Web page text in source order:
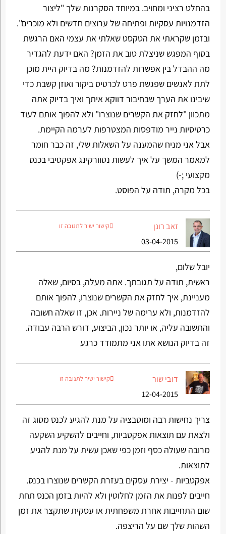
בהחלט רציני ומחויב. במיוחד הסקרנות שלך "ליצור
הזדמנויות עסקיות ופתיחה של ערוצים חדשים ולא מוכרים".
ובזמן שקראתי את הטקסט שאלתי את עצמי האם הרגשת
בסוף המפגש שניצלת טוב את הזמן? האם ידעת להגדיר
מה ההבדל בין אפשרות להזדמנות? מה בדיוק היית מוכן
לתת לאנשים שפגשת פרט לכרטיס ביקור ואוזן קשבת כדי
שיבינו את הערך שבחיבור דווקא איתך ואיך בדיוק אתה
מתכוון "לחזק את הקשרים שנוצרו" ולא להפוך אותם לעוד
כרטיסיות נייר מודפסות המצטרפות לערמה הקיימת.
אבל אני מניח שהמענה על השאלות שלי, זה כבר חומר
למאמר המשך על איך לעשות נטוורקינג אפקטיבי בכנס
מקצועי ;-)
בכל מקרה, תודה על הפוסט.
זאב רונן
03-04-2015
קישור ישיר לתגובה זו
יובל שלום,
ראשית, תודה על תגובתך. אתה מעלה, בסיום, שאלה
מעניינת, איך לחזק את הקשרים שנוצרו, להפוך אותם
להזדמנות, ולא ערימה של ניירות. אכן, זו שאלה חשובה
והתשובה עליה, או יותר נכון, הביצוע, דורש הרבה עבודה.
זה בדיוק הנושא אתו אני מתמודד כרגע
דובי שור
12-04-2015
קישור ישיר לתגובה זו
צריך נחישות רבה ומוטבציה על מנת להגיע לכנס מסוג זה
ולצאת עם תוצאות אפקטביות, וחייבים להשקיע השקעה
מרובה שעולה כסף וזמן כפי שאכן עשית על מנת להגיע
לתוצאות.
אפקטביות - יצירת עסקים בעזרת הקשרים שנוצרו בכנס.
חייבים לפנות את הזמן לחלוטין ולא להיות בזמן הכנס תחת
שום התחייבות אחרת משפחתית או עסקית שתקצר את זמן
השהות שלך שם על הריצפה.